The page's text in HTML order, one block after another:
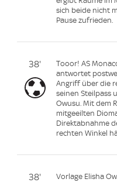
sich beide nicht
Pause zufrieden.
38'
Tooor! AS
antwortet
Angriff über die
seinen Steilpass
Owusu. Mit dem
mitgeeilten
Direktabnahme
rechten Winkel
38' Vorlage Elisha